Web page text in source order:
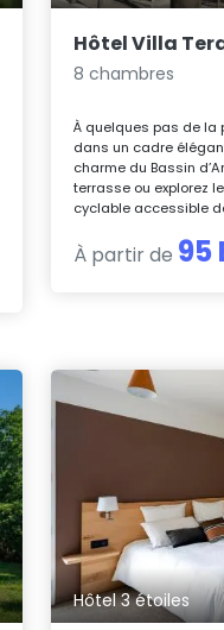
Hôtel Villa
8 chambres
À quelques pas de la
dans un cadre
charme du Bassin
terrasse ou explorez
cyclable accessible
À partir de 95
Hôtel 3 étoiles